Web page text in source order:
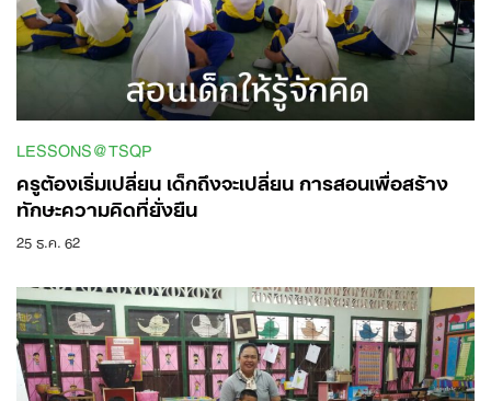
LESSONS@TSQP
ครูต้องเริ่มเปลี่ยน เด็กถึงจะเปลี่ยน การสอนเพื่อสร้าง
ทักษะ​ความคิดที่ยั่งยืน
25 ธ.ค. 62